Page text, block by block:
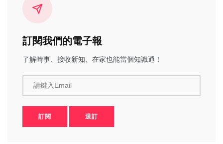
訂閱我們的電子報
了解時事、接收新知、在家也能當個知識通！
請鍵入Email
訂閱 退訂